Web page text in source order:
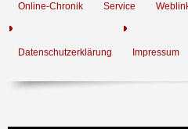
Online-Chronik Service
Datenschutzerklärung Impressum